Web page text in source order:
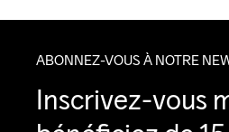
ABONNEZ-VOUS À NOTRE
Inscrivez-vous